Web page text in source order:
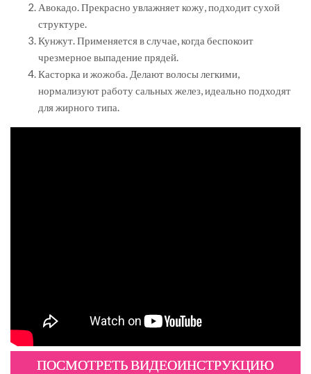
Авокадо. Прекрасно увлажняет кожу, подходит сухой
структуре.
Кунжут. Применяется в случае, когда беспокоит
чрезмерное выпадение прядей.
Касторка и жожоба. Делают волосы легкими,
нормализуют работу сальных желез, идеально подходят
для жирного типа.
ПОСМОТРЕТЬ ВИДЕОИНСТРУКЦИЮ